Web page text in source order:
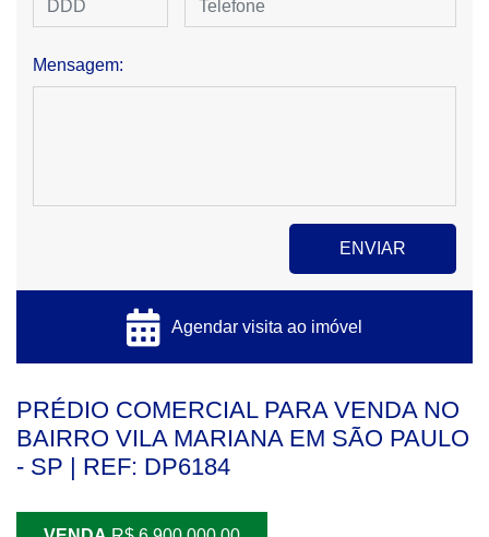
Mensagem:
Agendar visita ao imóvel
PRÉDIO COMERCIAL PARA VENDA NO
BAIRRO VILA MARIANA EM SÃO PAULO
- SP | REF: DP6184